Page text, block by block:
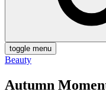
toggle menu
Beauty
Autumn